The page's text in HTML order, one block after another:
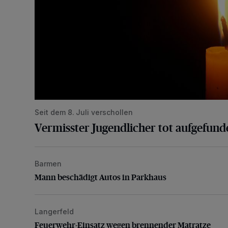
Seit dem 8. Juli verschollen
Vermisster Jugendlicher tot
Mann beschädigt Autos in Parkhaus
Barmen
Mann beschädigt Autos in Parkhaus
Feuerwehr-Einsatz wegen brennender Matratze
Langerfeld
Feuerwehr-Einsatz wegen brennender Matratze